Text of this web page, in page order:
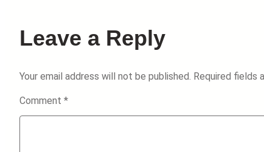
Leave a Reply
Your email address will not be published. Required fields
Comment *